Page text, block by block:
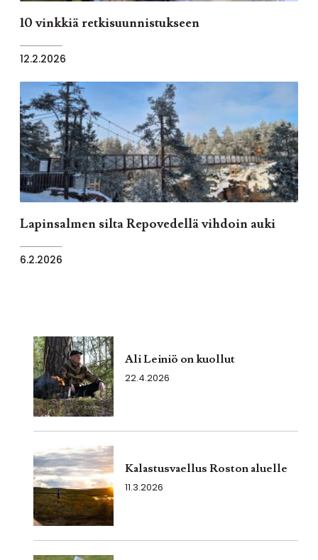
10 vinkkiä retkisuunnistukseen
12.2.2026
Lapinsalmen silta Repovedellä vihdoin auki
6.2.2026
Ali Leiniö on kuollut
22.4.2026
Kalastusvaellus Roston aluelle
11.3.2026